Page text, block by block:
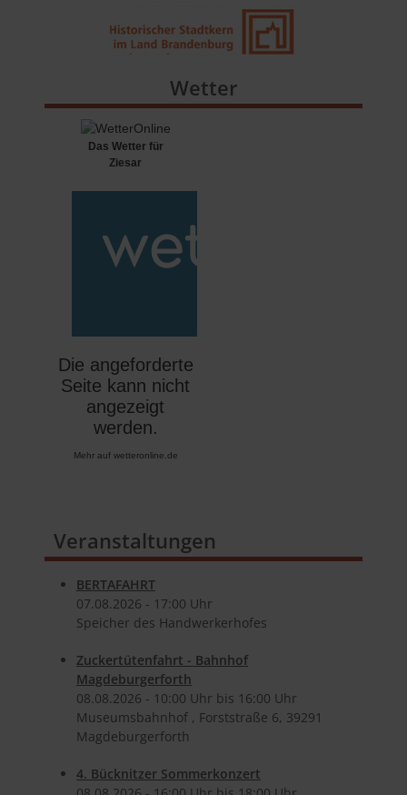
Wetter
Das Wetter für
Ziesar
Mehr auf wetteronline.de
Veranstaltungen
BERTAFAHRT
07.​08.​2026 - 17:00 Uhr
Speicher des Handwerkerhofes
Zuckertütenfahrt - Bahnhof
Magdeburgerforth
08.​08.​2026 - 10:00 Uhr bis 16:00 Uhr
Museumsbahnhof , Forststraße 6, 39291
Magdeburgerforth
4. Bücknitzer Sommerkonzert